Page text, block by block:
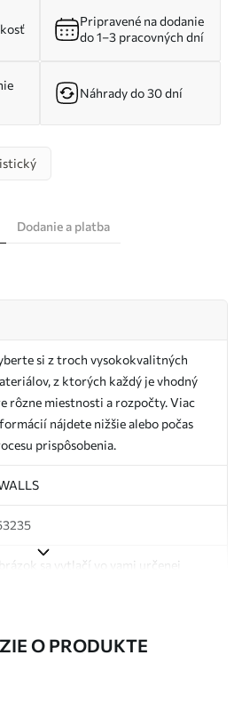
Pripravené na dodanie
do 1–3 pracovných dní
Náhrady do 30 dní
Dodanie a platba
si z troch vysokokvalitných
z ktorých každý je vhodný
rôzne miestnosti a rozpočty. Viac
nájdete nižšie alebo počas
prispôsobenia.
sa vytlačí vo vami určenej
pridať lak a/alebo lepidlo na
O PRODUKTE